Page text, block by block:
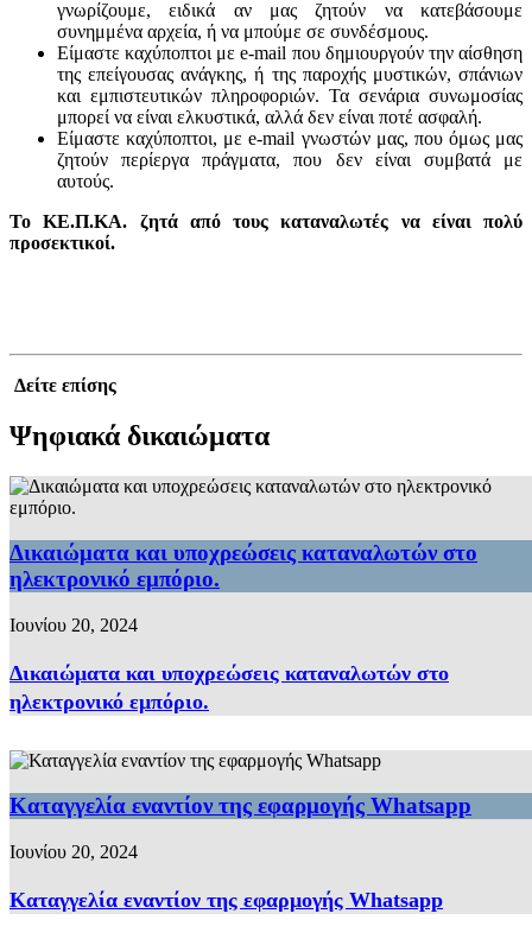
γνωρίζουμε, ειδικά αν μας ζητούν να κατεβάσουμε
συνημμένα αρχεία, ή να μπούμε σε συνδέσμους.
Είμαστε καχύποπτοι με e-mail που δημιουργούν την αίσθηση
της επείγουσας ανάγκης, ή της παροχής μυστικών, σπάνιων
και εμπιστευτικών πληροφοριών. Τα σενάρια συνωμοσίας
μπορεί να είναι ελκυστικά, αλλά δεν είναι ποτέ ασφαλή.
Είμαστε καχύποπτοι, με e-mail γνωστών μας, που όμως μας
ζητούν περίεργα πράγματα, που δεν είναι συμβατά με
αυτούς.
Το ΚΕ.Π.ΚΑ. ζητά από τους καταναλωτές να είναι πολύ
προσεκτικοί.
Δείτε επίσης
Ψηφιακά δικαιώματα
Δικαιώματα και υποχρεώσεις καταναλωτών στο
ηλεκτρονικό εμπόριο.
Ιουνίου 20, 2024
Δικαιώματα και υποχρεώσεις καταναλωτών στο
ηλεκτρονικό εμπόριο.
Καταγγελία εναντίον της εφαρμογής Whatsapp
Ιουνίου 20, 2024
Καταγγελία εναντίον της εφαρμογής Whatsapp